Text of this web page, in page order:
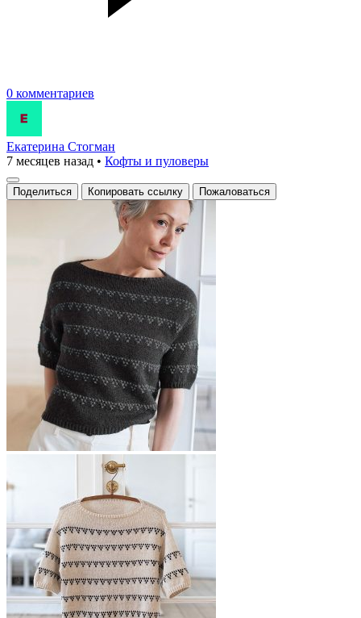
0 комментариев
Екатерина Стогман
7 месяцев назад • Кофты и пуловеры
Поделиться Копировать ссылку Пожаловаться